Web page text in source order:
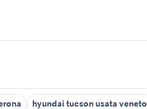
hyundai tucson usata veneto